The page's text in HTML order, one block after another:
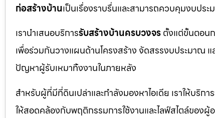
ก่อสร้างบ้านเป็นเรื่องราบรื่นและสามารถควบคุมงบปร
เรานำเสนอบริการรับสร้างบ้านครบวงจรตั้งแต่ขั้นตอนก
เพื่อร่วมกันวางแผนด้านโครงสร้าง จัดสรรงบประมาณ
ปัญหาผู้รับเหมาทิ้งงานในภายหลัง
สำหรับผู้ที่มีที่ดินเปล่าและกำลังมองหาไอเดีย เราให้บริการ
ให้สอดคล้องกับพฤติกรรมการใช้งานและไลฟ์สไตล์ของผู้